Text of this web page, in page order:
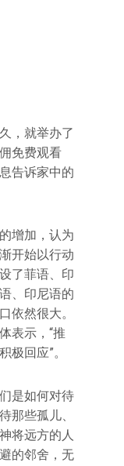
，就举办了
免费观看
告诉家中的
增加，认为
开始以行动
了菲语、印
、印尼语的
依然很大。
表示，“推
极回应”。
是如何对待
那些孤儿、
将远方的人
的邻舍，无